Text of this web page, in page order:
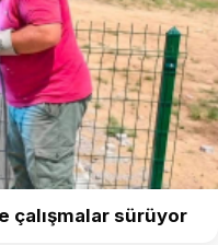
çalışmalar sürüyor